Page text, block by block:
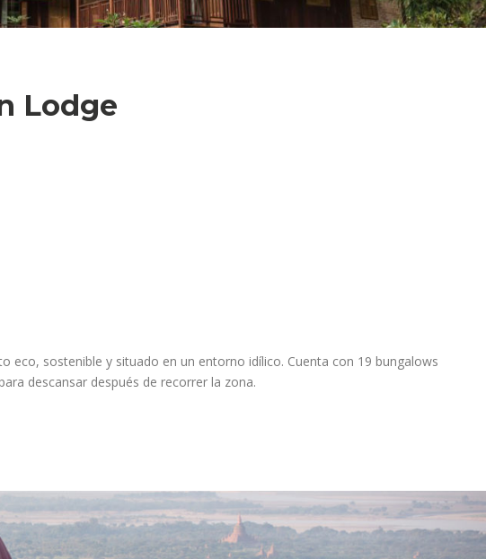
Lodge
eco, sostenible y situado en un entorno idílico. Cuenta con 19 bungalows
descansar después de recorrer la zona.